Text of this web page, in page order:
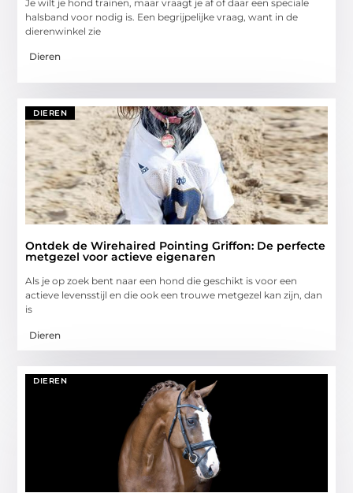
Je wilt je hond trainen, maar vraagt je af of daar een speciale
halsband voor nodig is. Een begrijpelijke vraag, want in de
dierenwinkel zie
Dieren
DIEREN
Ontdek de Wirehaired Pointing Griffon: De perfecte
metgezel voor actieve eigenaren
Als je op zoek bent naar een hond die geschikt is voor een
actieve levensstijl en die ook een trouwe metgezel kan zijn, dan
is
Dieren
DIEREN